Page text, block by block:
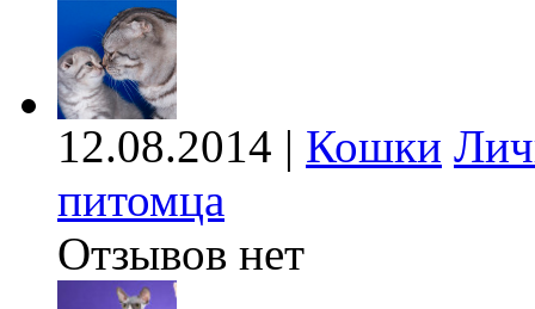
12.08.2014 | Кошки
питомца
Отзывов нет